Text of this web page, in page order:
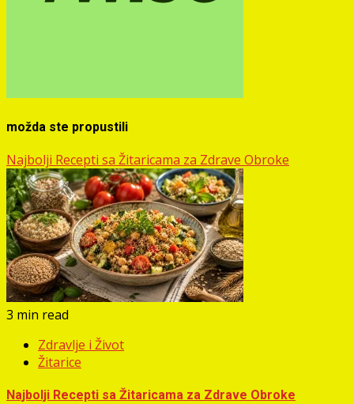
možda ste propustili
Najbolji Recepti sa Žitaricama za Zdrave Obroke
3 min read
Zdravlje i Život
Žitarice
Najbolji Recepti sa Žitaricama za Zdrave Obroke